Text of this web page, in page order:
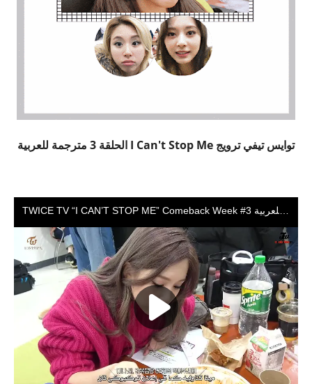
توايس تيفي ترويج I Can't Stop Me الحلقة 3 مترجمة للعربية